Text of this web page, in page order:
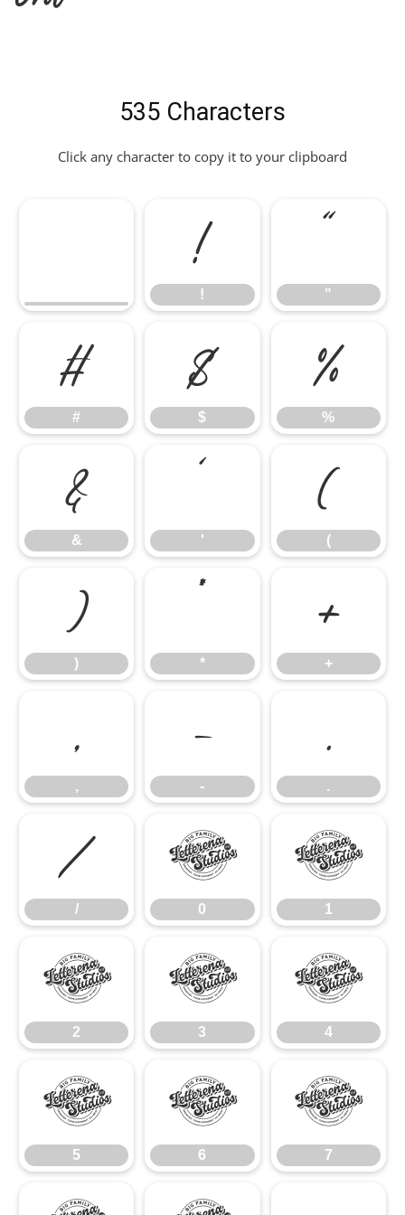
535 Characters
Click any character to copy it to your clipboard
!
!
"
"
#
#
$
$
%
%
&
&
'
'
(
(
)
)
*
*
+
+
,
,
-
-
.
.
/
/
0
0
1
1
2
2
3
3
4
4
5
5
6
6
7
7